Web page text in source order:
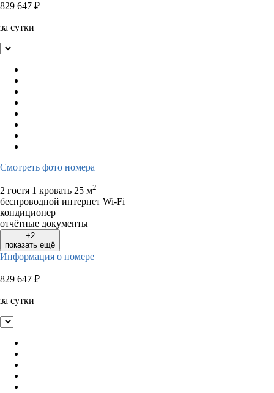
829 647 ₽
за сутки
Смотреть фото номера
2 гостя 1 кровать 25 м2
беспроводной интернет Wi-Fi
кондиционер
отчётные документы
+2
показать ещё
Информация о номере
829 647 ₽
за сутки